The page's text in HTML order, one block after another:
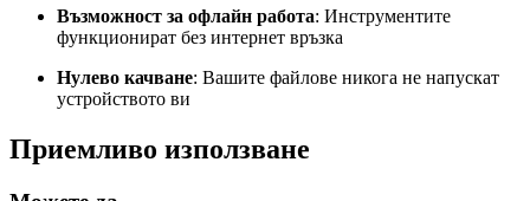
Възможност за офлайн работа: Инструментите
функционират без интернет връзка
Нулево качване: Вашите файлове никога не напускат
устройството ви
Приемливо използване